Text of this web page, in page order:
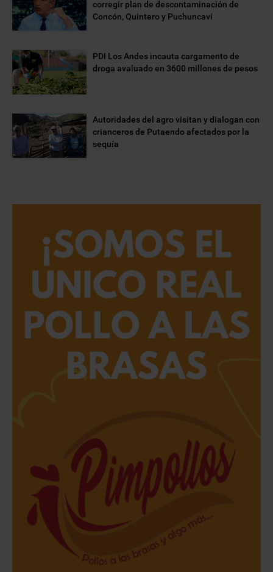
corregir plan de descontaminación de
Concón, Quintero y Puchuncaví
PDI Los Andes incauta cargamento de
droga avaluado en 3600 millones de pesos
Autoridades del agro visitan y dialogan con
crianceros de Putaendo afectados por la
sequía